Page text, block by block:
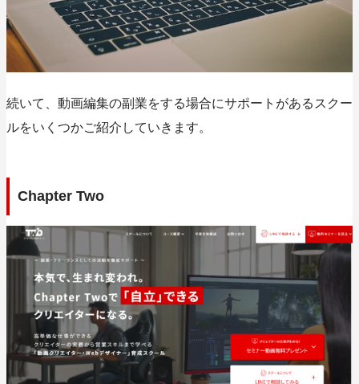
続いて、動画編集の副業をする場合にサポートがあるスクー
ルをいくつかご紹介していきます。
Chapter Two